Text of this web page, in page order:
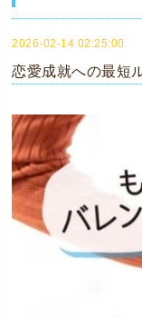
2026-02-14 02:25:00
恋愛成就への最短